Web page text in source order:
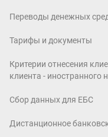
Переводы денежных
Тарифы и документы
Критерии отнесения
клиента - иностранного
Сбор данных для ЕБС
Дистанционное